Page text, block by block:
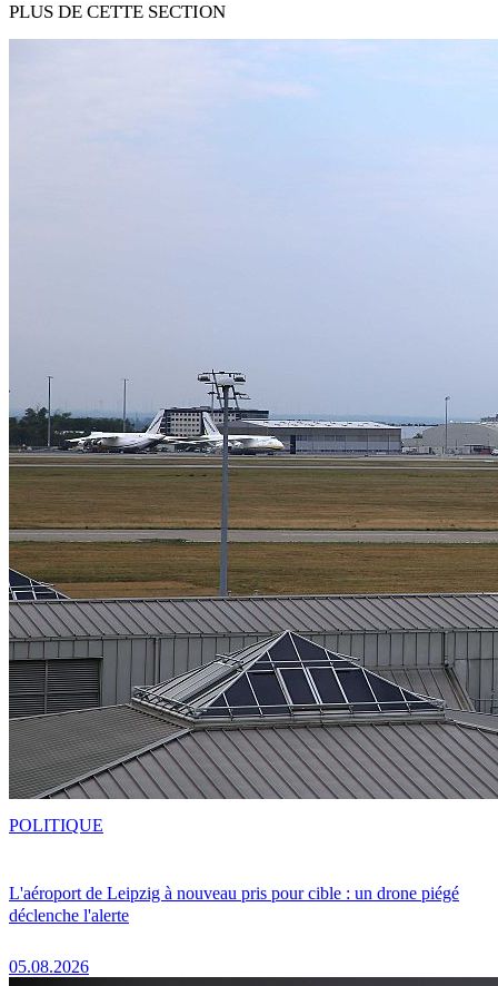
PLUS DE CETTE SECTION
L'aéroport de Leipzig à nouveau pris pour cible : un drone piégé
déclenche l'alerte
05.08.2026
POLITIQUE